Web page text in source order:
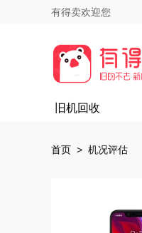
有得卖欢迎您
旧机回收
首页 > 机况评估